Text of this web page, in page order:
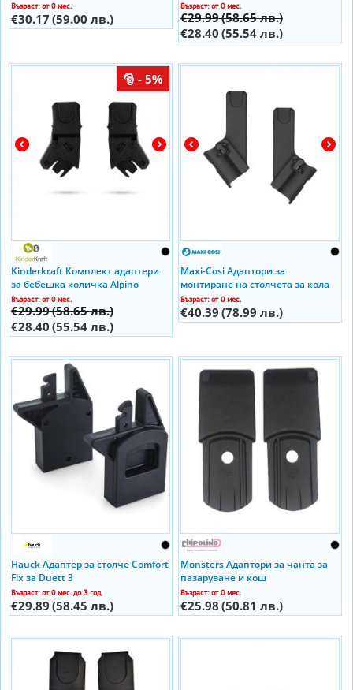
Възраст: от 0 мес.
€30.17 (59.00 лв.)
Възраст: от 0 мес.
€29.99(58.65 лв.)
€28.40 (55.54 лв.)
- 5%
Kinderkraft Комплект адаптери
за бебешка количка Alpino
Възраст: от 0 мес.
€29.99(58.65 лв.)
€28.40 (55.54 лв.)
Maxi-Cosi Адаптори за
монтиране на столчета за кола
към шасито на детска количка
Mutsy NEXO
Възраст: от 0 мес.
€40.39 (78.99 лв.)
Hauck Адаптeр за столче Comfort
Fix за Duett 3
Възраст: от 0 мес. до 3 год.
€29.89 (58.45 лв.)
Monsters Адаптори за чанта за
пазаруване и кош
Възраст: от 0 мес.
€25.98 (50.81 лв.)